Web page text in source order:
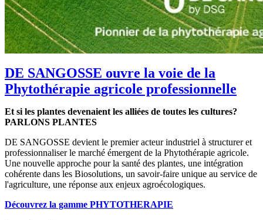
DE SANGOSSE ouvre la voie de la
Phytothérapie agricole professionnelle
Et si les plantes devenaient les alliées de toutes les cultures?
PARLONS PLANTES
DE SANGOSSE devient le premier acteur industriel à structurer et
professionnaliser le marché émergent de la Phytothérapie agricole.
Une nouvelle approche pour la santé des plantes, une intégration
cohérente dans les Biosolutions, un savoir-faire unique au service de
l'agriculture, une réponse aux enjeux agroécologiques.
Découvrez la gamme PHYTOTHERAPIE